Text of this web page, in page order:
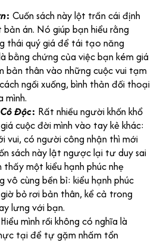
: Cuốn sách này lột trần cái định
án. Nó giúp bạn hiểu rằng
thái quý giá để tái tạo năng
bằng chứng của việc bạn kém giá
bản thân vào những cuộc vui tạm
ngồi xuống, bình thản đối thoại
mình.
Độc: Rất nhiều người khốn khổ
cuộc đời mình vào tay kẻ khác:
vui, có người công nhận thì mới
sách này lật ngược lại tư duy sai
một kiểu hạnh phúc nhẹ
vô cùng bền bỉ: kiểu hạnh phúc
bỏ rơi bản thân, kể cả trong
lưng với bạn.
Hiểu mình rồi không có nghĩa là
tại để tự gặm nhấm tổn